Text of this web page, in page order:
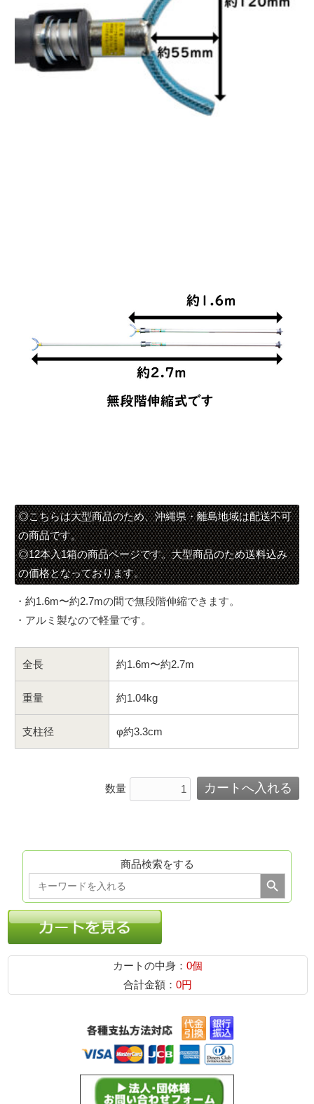
◎こちらは大型商品のため、沖縄県・離島地域は配送不可
の商品です。
◎12本入1箱の商品ページです。大型商品のため送料込み
の価格となっております。
・約1.6m〜約2.7mの間で無段階伸縮できます。
・アルミ製なので軽量です。
全長 約1.6m〜約2.7m
重量 約1.04kg
支柱径 φ約3.3cm
数量
商品検索をする
Search
for:
Search Button
カートの中身： 0個
合計金額： 0円